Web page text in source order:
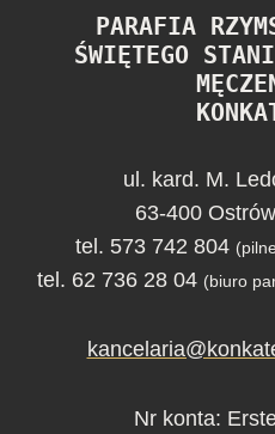
PARAFIA
ŚWIĘTEGO
ul. kard. M.
63-400
tel. 573 742 804
tel. 62 736 28 04 (biuro
Nr konta: